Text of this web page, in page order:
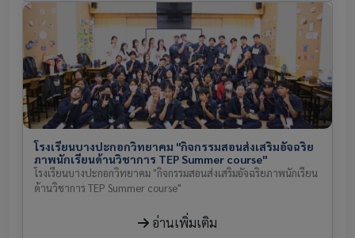
โรงเรียนบางปะกอกวิทยาคม "กิจกรรมสอนส่งเสริมอัจฉริย
ภาพนักเรียนด้านวิชาการ TEP Summer course"
โรงเรียนบางปะกอกวิทยาคม "กิจกรรมสอนส่งเสริมอัจฉริยภาพนักเรียน
ด้านวิชาการ TEP Summer course"
อ่านเพิ่มเติม